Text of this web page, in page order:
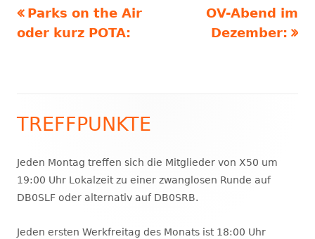
Beitragsnavigation
Vorheriger
Beitrag:
Parks on the Air
oder kurz POTA:
Nächster
Beitrag
OV-Abend im
Dezember:
Haupt-
Seitenleiste
TREFFPUNKTE
Jeden Montag treffen sich die Mitglieder von X50 um
19:00 Uhr Lokalzeit zu einer zwanglosen Runde auf
DB0SLF oder alternativ auf DB0SRB.
Jeden ersten Werkfreitag des Monats ist 18:00 Uhr